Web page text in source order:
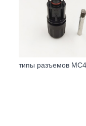
типы разъемов MC4